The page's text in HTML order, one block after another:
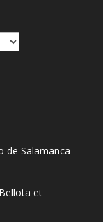
de Salamanca
et